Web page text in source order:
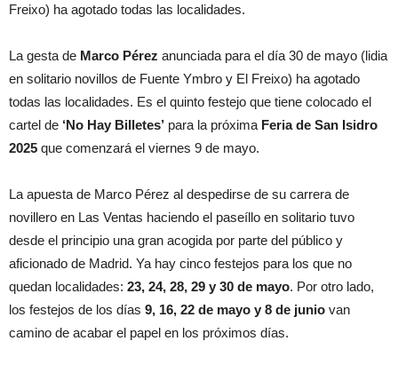
Freixo) ha agotado todas las localidades.
La gesta de Marco Pérez anunciada para el día 30 de mayo (lidia
en solitario novillos de Fuente Ymbro y El Freixo) ha agotado
todas las localidades. Es el quinto festejo que tiene colocado el
cartel de ‘No Hay Billetes’ para la próxima Feria de San Isidro
2025 que comenzará el viernes 9 de mayo.
La apuesta de Marco Pérez al despedirse de su carrera de
novillero en Las Ventas haciendo el paseíllo en solitario tuvo
desde el principio una gran acogida por parte del público y
aficionado de Madrid. Ya hay cinco festejos para los que no
quedan localidades: 23, 24, 28, 29 y 30 de mayo. Por otro lado,
los festejos de los días 9, 16, 22 de mayo y 8 de junio van
camino de acabar el papel en los próximos días.